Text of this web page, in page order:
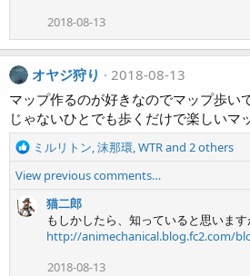
2018-08-13
オヤジ狩り
2018-08-13
マップ作るのが好きなのでマップ歩い
じゃないひとでも歩くだけで楽しいマ
R
a
c
t
ミルリトン,沫那環,WTRand 2 others
View previous comments…
猫二郎
もしかしたら、知っていると思います
http://animechanical.blog.fc2.com/
2018-08-13